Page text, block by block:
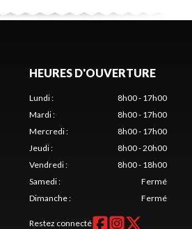
HEURES D'OUVERTURE
Lundi:
8h00 - 17h00
Mardi:
8h00 - 17h00
Mercredi:
8h00 - 17h00
Jeudi:
8h00 - 20h00
Vendredi:
8h00 - 18h00
Samedi:
Fermé
Dimanche: Fermé
Restez connecté